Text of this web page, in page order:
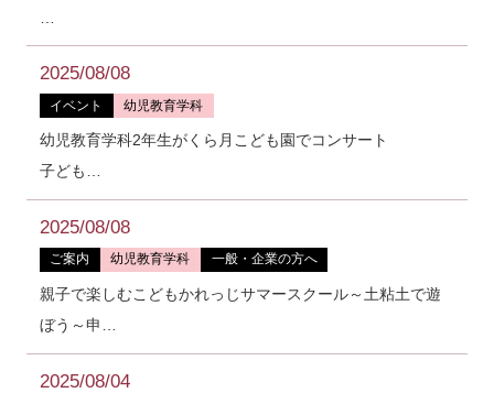
2025/08/08
イベント 幼児教育学科
幼児教育学科2年生がくら月こども園でコンサート
子ども…
2025/08/08
ご案内 幼児教育学科 一般・企業の方へ
親子で楽しむこどもかれっじサマースクール～土粘土で遊
ぼう～申…
2025/08/04